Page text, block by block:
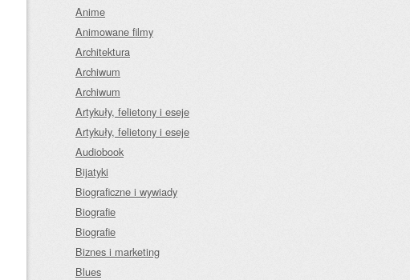
Anime
Animowane filmy
Architektura
Archiwum
Archiwum
Artykuły, felietony i eseje
Artykuły, felietony i eseje
Audiobook
Bijatyki
Biograficzne i wywiady
Biografie
Biografie
Biznes i marketing
Blues